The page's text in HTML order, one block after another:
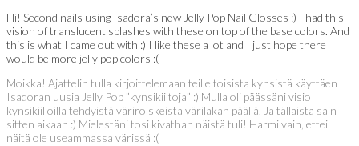
Hi! Second nails using Isadora’s new Jelly Pop Nail Glosses :) I had this
vision of translucent splashes with these on top of the base colors. And
this is what I came out with :) I like these a lot and I just hope there
would be more jelly pop colors :(
Moikka! Ajattelin tulla kirjoittelemaan teille toisista kynsistä käyttäen
Isadoran uusia Jelly Pop ”kynsikiiltoja” :) Mulla oli päässäni visio
kynsikiilloilla tehdyistä väriroiskeista värilakan päällä. Ja tällaista sain
sitten aikaan :) Mielestäni tosi kivathan näistä tuli! Harmi vain, ettei
näitä ole useammassa värissä :(